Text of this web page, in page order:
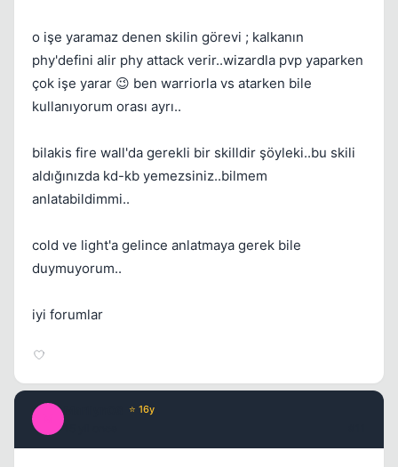
o işe yaramaz denen skilin görevi ; kalkanın
phy'defini alir phy attack verir..wizardla pvp yaparken
çok işe yarar 😉 ben warriorla vs atarken bile
kullanıyorum orası ayrı..
bilakis fire wall'da gerekli bir skilldir şöyleki..bu skili
aldığınızda kd-kb yemezsiniz..bilmem
anlatabildimmi..
cold ve light'a gelince anlatmaya gerek bile
duymuyorum..
iyi forumlar
⭐ 16y